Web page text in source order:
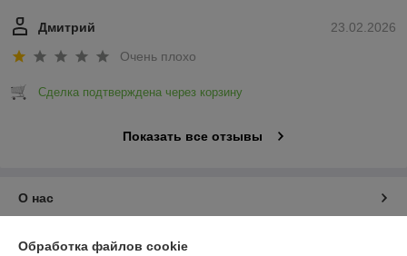
23.02.2026
Дмитрий
Очень плохо
Сделка подтверждена через корзину
Показать все отзывы
О нас
Контакты
Обработка файлов cookie